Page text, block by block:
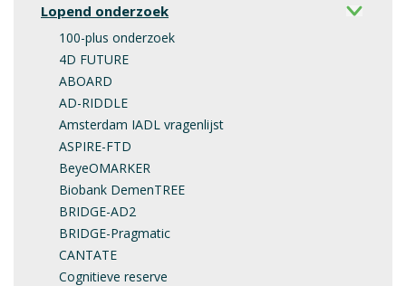
Lopend onderzoek
100-plus onderzoek
4D FUTURE
ABOARD
AD-RIDDLE
Amsterdam IADL vragenlijst
ASPIRE-FTD
BeyeOMARKER
Biobank DemenTREE
BRIDGE-AD2
BRIDGE-Pragmatic
CANTATE
Cognitieve reserve